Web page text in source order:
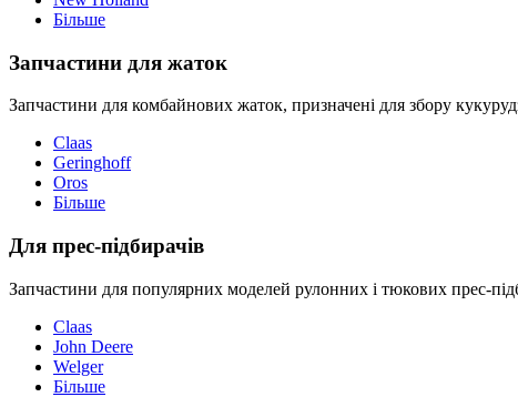
Більше
Запчастини для жаток
Запчастини для комбайнових жаток, призначені для збору
Claas
Geringhoff
Oros
Більше
Для прес-підбирачів
Запчастини для популярних моделей рулонних і тюкових прес-
Claas
John Deere
Welger
Більше